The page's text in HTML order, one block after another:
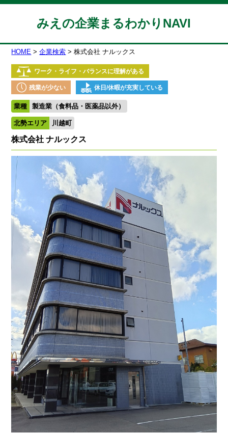
みえの企業まるわかりNAVI
HOME 企業検索 株式会社 ナルックス
ワーク・ライフ・バランスに理解がある
残業が少ない 休日/休暇が充実している
業種 製造業（食料品・医薬品以外）
北勢エリア 川越町
株式会社 ナルックス